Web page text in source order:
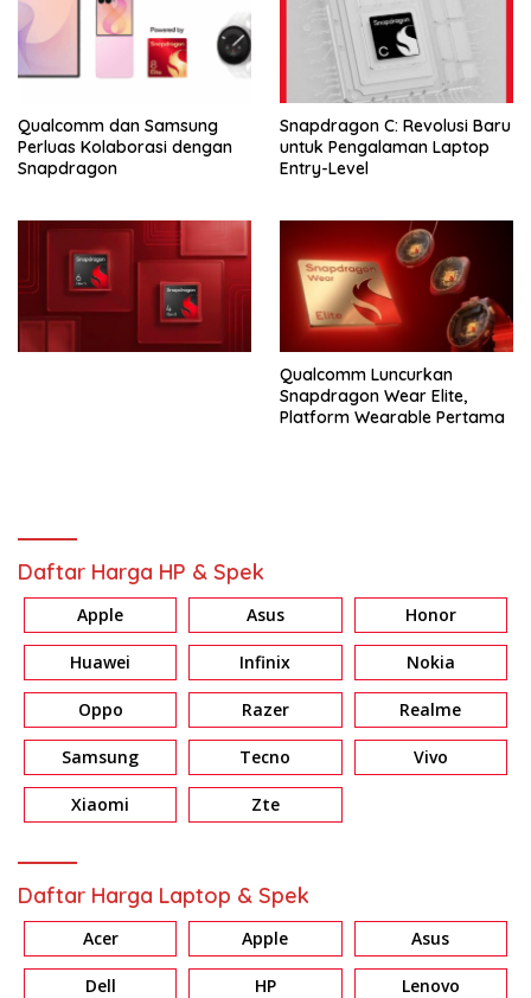
Qualcomm dan Samsung
Perluas Kolaborasi dengan
Snapdragon
Snapdragon C: Revolusi Baru
untuk Pengalaman Laptop
Entry-Level
Qualcomm Luncurkan
Snapdragon Wear Elite,
Platform Wearable Pertama
Daftar Harga HP & Spek
Apple Asus Honor
Huawei Infinix Nokia
Oppo Razer Realme
Samsung Tecno Vivo
Xiaomi Zte
Daftar Harga Laptop & Spek
Acer Apple Asus
Dell HP Lenovo